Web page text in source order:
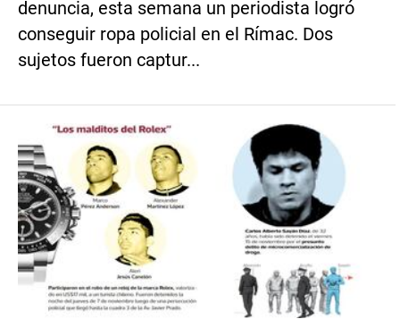
denuncia, esta semana un periodista logró
conseguir ropa policial en el Rímac. Dos
sujetos fueron captur...